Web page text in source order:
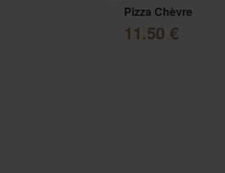
Pizza Chèvre
11.50 €